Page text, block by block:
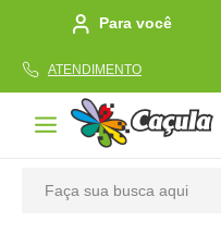
Para você
ATENDIMENTO